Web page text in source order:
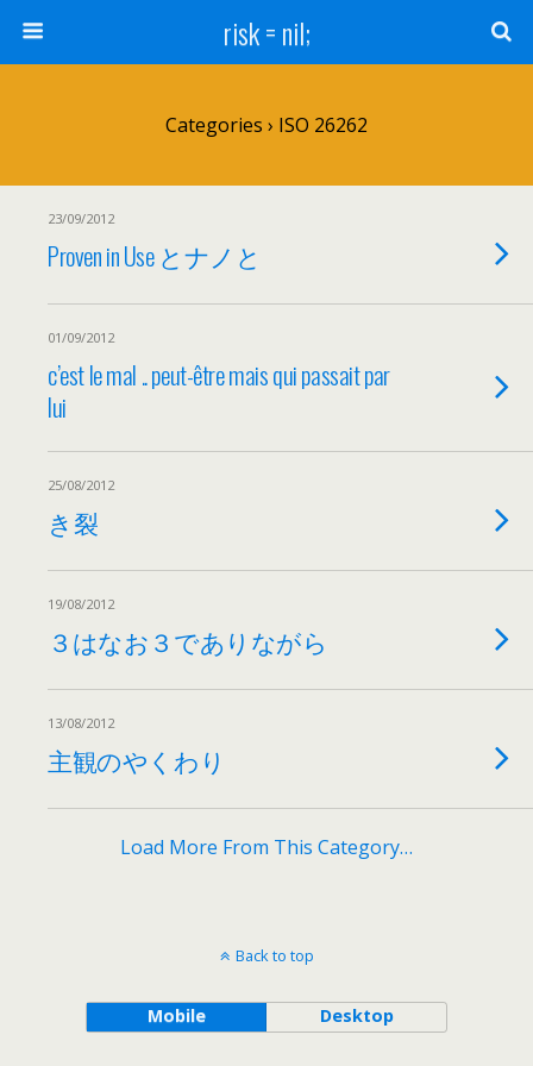
risk = nil;
Categories › ISO 26262
23/09/2012
Proven in Use とナノと
01/09/2012
c’est le mal .. peut-être mais qui passait par
lui
25/08/2012
き裂
19/08/2012
３はなお３でありながら
13/08/2012
主観のやくわり
Load More From This Category…
Back to top
Mobile Desktop